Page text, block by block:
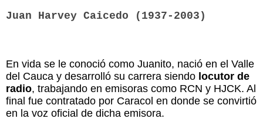
Juan Harvey Caicedo (1937-2003)
En vida se le conoció como Juanito, nació en el Valle
del Cauca y desarrolló su carrera siendo locutor de
radio, trabajando en emisoras como RCN y HJCK. Al
final fue contratado por Caracol en donde se convirtió
en la voz oficial de dicha emisora.